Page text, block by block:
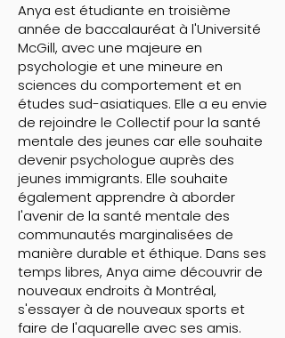
Anya est étudiante en troisième
année de baccalauréat à l'Université
McGill, avec une majeure en
psychologie et une mineure en
sciences du comportement et en
études sud-asiatiques. Elle a eu envie
de rejoindre le Collectif pour la santé
mentale des jeunes car elle souhaite
devenir psychologue auprès des
jeunes immigrants. Elle souhaite
également apprendre à aborder
l'avenir de la santé mentale des
communautés marginalisées de
manière durable et éthique. Dans ses
temps libres, Anya aime découvrir de
nouveaux endroits à Montréal,
s'essayer à de nouveaux sports et
faire de l'aquarelle avec ses amis.